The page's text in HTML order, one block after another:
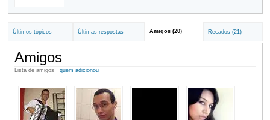
Últimos tópicos Últimas respostas Amigos (20) Recados (21)
Amigos
Lista de amigos · quem adicionou